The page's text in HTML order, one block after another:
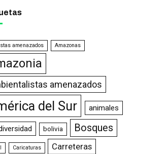
amenazados Amazonas
amenazados
del Sur animales
bolivia Bosques
Caricaturas Carreteras